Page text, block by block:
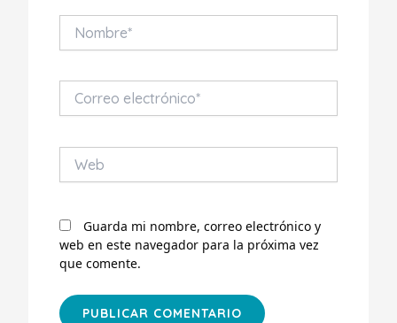
electrónico*
Guarda mi nombre, correo electrónico y
web en este navegador para la próxima vez
que comente.